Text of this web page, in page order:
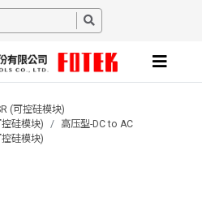
(可控硅模块)
硅模块)
高压型-DC to AC
硅模块)